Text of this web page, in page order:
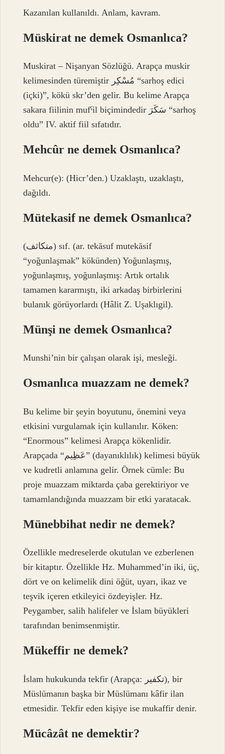
Kazanılan kullanıldı. Anlam, kavram.
Müskirat ne demek Osmanlıca?
Muskirat – Nişanyan Sözlüğü. Arapça muskir
kelimesinden türemiştir مُسْكِر “sarhoş edici
(içki)”, kökü skr’den gelir. Bu kelime Arapça
sakara fiilinin mufˁil biçimindedir سَكَرَ “sarhoş
oldu” IV. aktif fiil sıfatıdır.
Mehcûr ne demek Osmanlıca?
Mehcur(e): (Hicr’den.) Uzaklaştı, uzaklaştı,
dağıldı.
Mütekasif ne demek Osmanlıca?
(ﻣﺘﻜﺎﺛﻒ) sıf. (ar. tekāѕuf mutekāѕif
“yoğunlaşmak” kökünden) Yoğunlaşmış,
yoğunlaşmış, yoğunlaşmış: Artık ortalık
tamamen kararmıştı, iki arkadaş birbirlerini
bulanık görüyorlardı (Hâlit Z. Uşaklıgil).
Münşi ne demek Osmanlıca?
Munshi’nin bir çalışan olarak işi, mesleği.
Osmanlıca muazzam ne demek?
Bu kelime bir şeyin boyutunu, önemini veya
etkisini vurgulamak için kullanılır. Köken:
“Enormous” kelimesi Arapça kökenlidir.
Arapçada “عَظِيم” (dayanıklılık) kelimesi büyük
ve kudretli anlamına gelir. Örnek cümle: Bu
proje muazzam miktarda çaba gerektiriyor ve
tamamlandığında muazzam bir etki yaratacak.
Münebbihat nedir ne demek?
Özellikle medreselerde okutulan ve ezberlenen
bir kitaptır. Özellikle Hz. Muhammed’in iki, üç,
dört ve on kelimelik dini öğüt, uyarı, ikaz ve
teşvik içeren etkileyici özdeyişler. Hz.
Peygamber, salih halifeler ve İslam büyükleri
tarafından benimsenmiştir.
Mükeffir ne demek?
İslam hukukunda tekfir (Arapça: تكفير), bir
Müslümanın başka bir Müslümanı kâfir ilan
etmesidir. Tekfir eden kişiye ise mukaffir denir.
Mücâzât ne demektir?